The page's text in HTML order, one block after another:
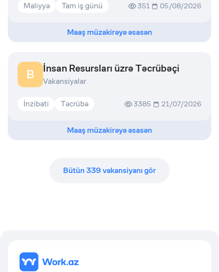
Maliyyə Tam iş günü 351 05/08/2026
Maaş müzakirəyə əsasən
B İnsan Resursları üzrə Təcrübəçi
Vakansiyalar
İnzibati Təcrübə 3385 21/07/2026
Maaş müzakirəyə əsasən
Bütün339vakansiyanı gör